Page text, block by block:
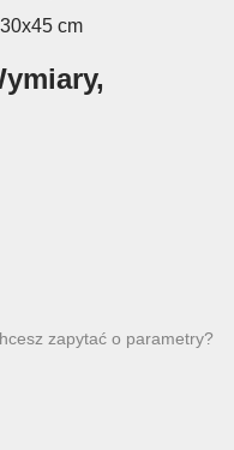
30x45 cm
zapytać o parametry?